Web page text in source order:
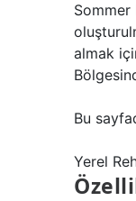
Sommer
almak
Bu
Yerel